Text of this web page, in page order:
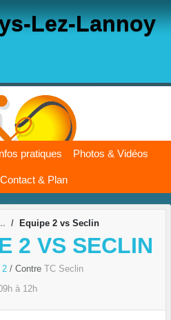
Lez-Lannoy
pratiques Photos & Vidéos
Contact & Plan
Equipe 2 vs Seclin
2 VS SECLIN
2 / Contre TC Seclin
à 12h